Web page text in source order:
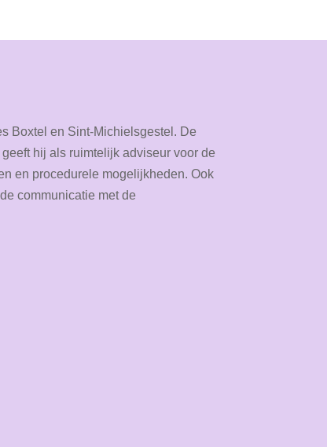
Boxtel en Sint-Michielsgestel. De
hij als ruimtelijk adviseur voor de
en procedurele mogelijkheden. Ook
communicatie met de